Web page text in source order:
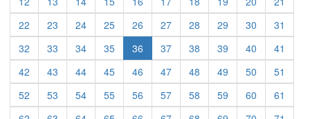
22
23 24 25 26 27 28 29 30
31
32
33 34 35 36 37 38 39 40
41
42
43 44 45 46 47 48 49 50
51
52
53 54 55 56 57 58 59 60
61